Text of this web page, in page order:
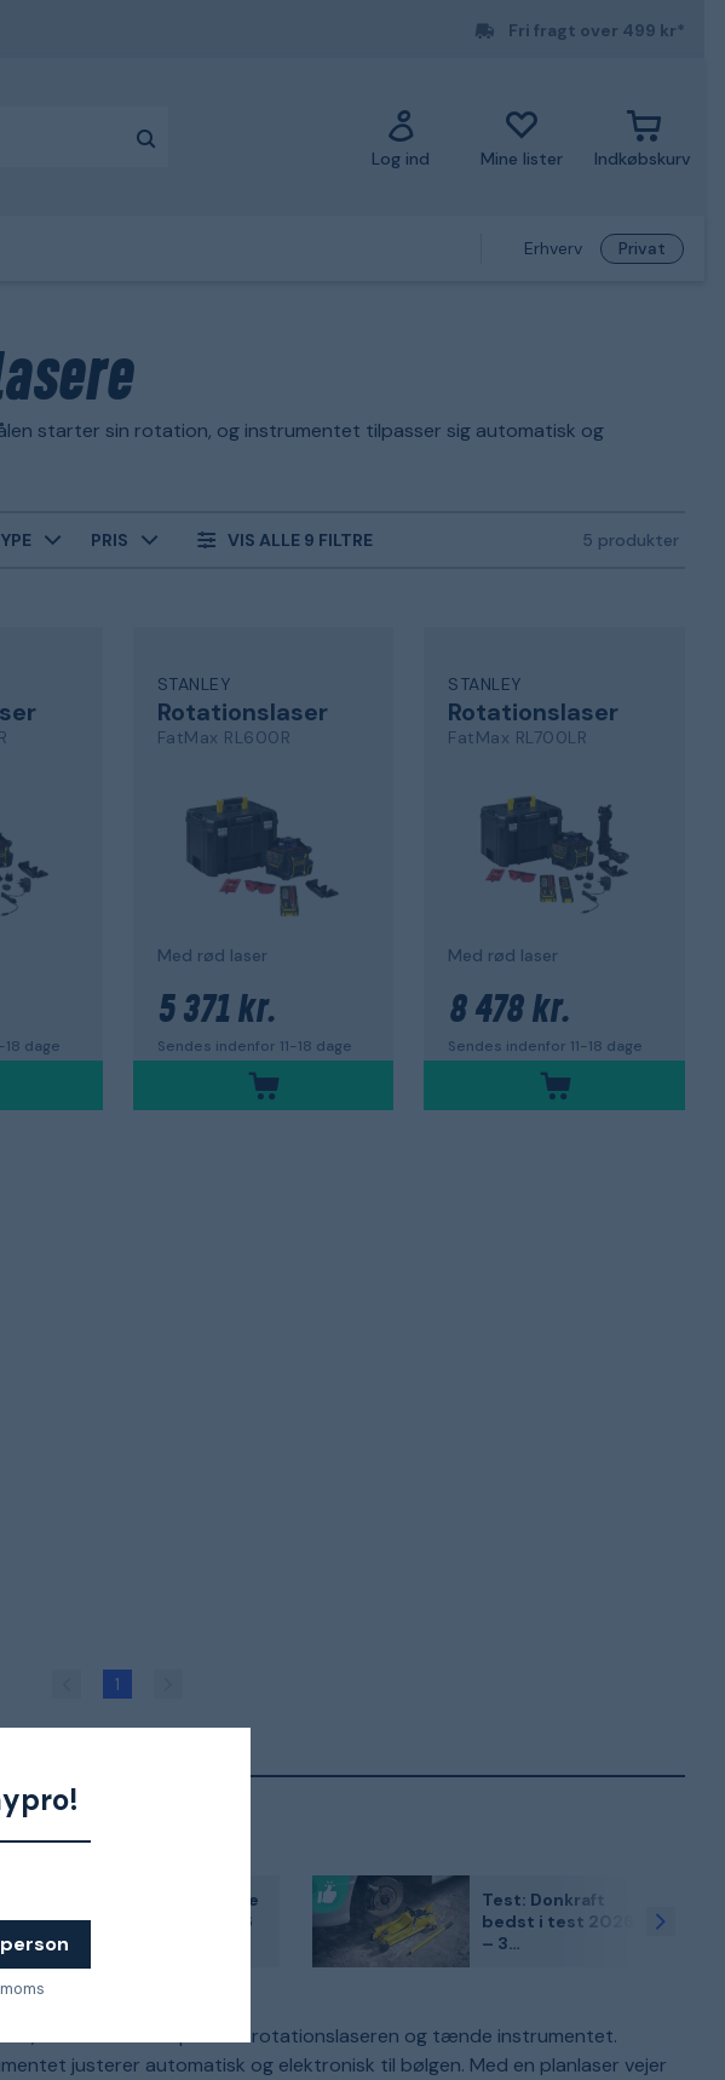
Fri fragt over 499 kr*
Log ind Mine lister Indkøbskurv
Erhverv Privat
starter sin rotation, og instrumentet tilpasser sig automatisk og
PRIS VIS ALLE 9 FILTRE 5 produkter
18 dage
STANLEY
Rotationslaser
FatMax RL600R
Med rød laser
5 371 kr.
Sendes indenfor 11-18 dage
STANLEY
Rotationslaser
FatMax RL700LR
Med rød laser
8 478 kr.
Sendes indenfor 11-18 dage
1
Test: Termokande
bedst i test 2026
Test: Donkraft
bedst i test 2026
– 3
at du kun skal opsætte rotationslaseren og tænde instrumentet.
justerer automatisk og elektronisk til bølgen. Med en planlaser vejer